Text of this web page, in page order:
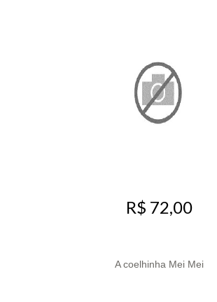
R$ 72,00
A coelhinha Mei Mei